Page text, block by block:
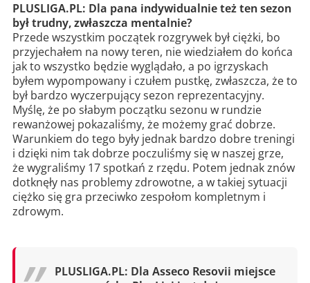
PLUSLIGA.PL: Dla pana indywidualnie też ten sezon
był trudny, zwłaszcza mentalnie?
Przede wszystkim początek rozgrywek był ciężki, bo
przyjechałem na nowy teren, nie wiedziałem do końca
jak to wszystko będzie wyglądało, a po igrzyskach
byłem wypompowany i czułem pustkę, zwłaszcza, że to
był bardzo wyczerpujący sezon reprezentacyjny.
Myślę, że po słabym początku sezonu w rundzie
rewanżowej pokazaliśmy, że możemy grać dobrze.
Warunkiem do tego były jednak bardzo dobre treningi
i dzięki nim tak dobrze poczuliśmy się w naszej grze,
że wygraliśmy 17 spotkań z rzędu. Potem jednak znów
dotknęły nas problemy zdrowotne, a w takiej sytuacji
ciężko się gra przeciwko zespołom kompletnym i
zdrowym.
PLUSLIGA.PL: Dla Asseco Resovii miejsce